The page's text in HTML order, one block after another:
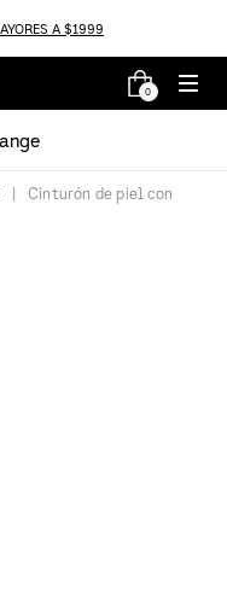
A $1999
0
Cinturón de piel con